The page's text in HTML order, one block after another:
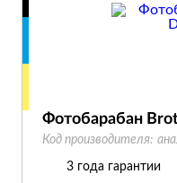
Фотобарабан
Код производителя:
3 года гарантии